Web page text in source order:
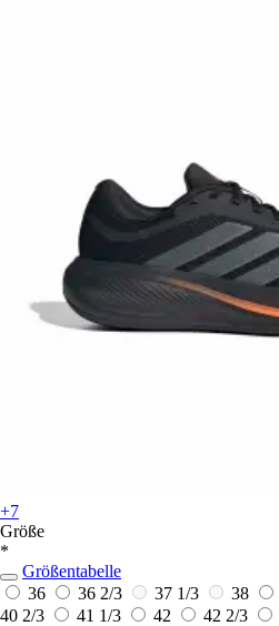
+7
Größe
*
Größentabelle
36
36 2/3 37 1/3 38
40 2/3
41 1/3 42 42 2/3